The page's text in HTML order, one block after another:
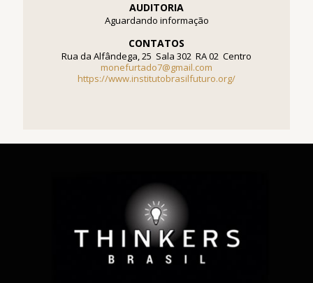
AUDITORIA
Aguardando informação
CONTATOS
Rua da Alfândega, 25  Sala 302  RA 02  Centro
monefurtado7@gmail.com
https://www.institutobrasilfuturo.org/